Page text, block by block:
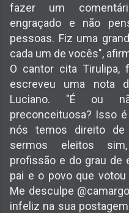
fazer um
engraçado e não
pessoas. Fiz uma
cada um de vocês",
O cantor cita Tirulipa,
escreveu uma nota
Luciano. "É ou
preconceituosa? Isso
nós temos direito
sermos eleitos sim,
profissão e do grau de
pai e o povo que
Me desculpe
infeliz na sua